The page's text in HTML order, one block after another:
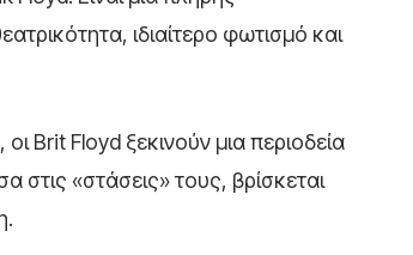
ιδιαίτερο φωτισμό και
Brit Floyd ξεκινούν μια περιοδεία
«στάσεις» τους, βρίσκεται